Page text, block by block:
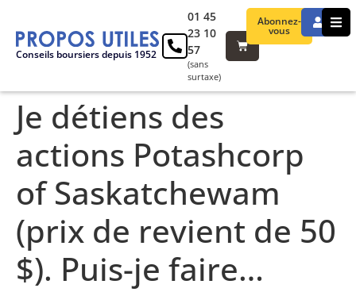
Conseils boursiers depuis 1952
Abonnez-
vous
01 45
23 10
57
(sans
surtaxe)
Je détiens des
actions Potashcorp
of Saskatchewam
(prix de revient de 50
$). Puis-je faire…